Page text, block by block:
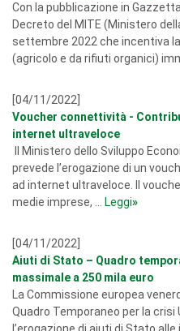
Con la pubblicazione in
Decreto del MITE (Ministero
settembre 2022 che incentiva
(agricolo e da rifiuti organici)
[04/11/2022]
Voucher connettività -
internet ultraveloce
Il Ministero dello Sviluppo
prevede l’erogazione di un
ad internet ultraveloce. Il
medie imprese, ...
Leggi»
[04/11/2022]
Aiuti di Stato – Quadro
massimale a 250 mila euro
La Commissione europea
Quadro Temporaneo per la